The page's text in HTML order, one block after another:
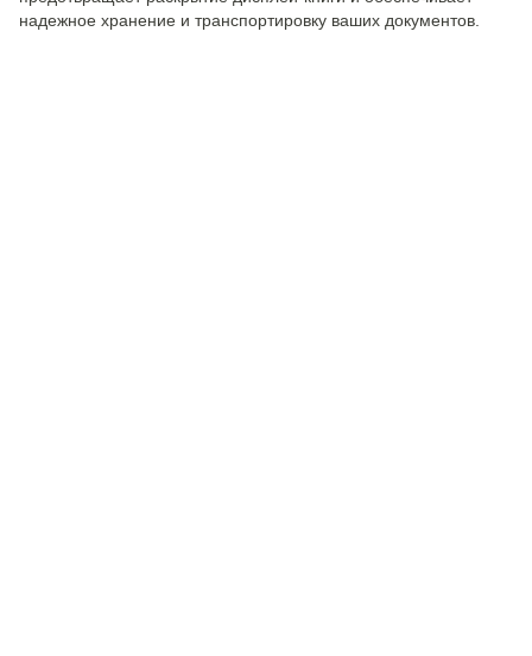
надежное хранение и транспортировку ваших документов.